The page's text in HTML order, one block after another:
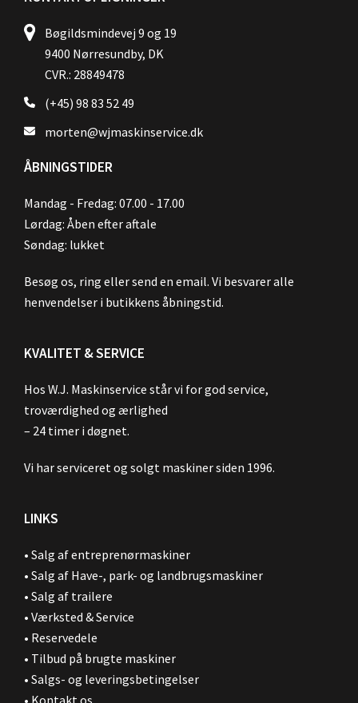
Bøgildsmindevej 9 og 19
9400 Nørresundby, DK
CVR.: 28849478
(+45) 98 83 52 49
morten@wjmaskinservice.dk
ÅBNINGSTIDER
Mandag - Fredag: 07.00 - 17.00
Lørdag: Åben efter aftale
Søndag: lukket
Besøg os, ring eller send en email. Vi besvarer alle
henvendelser i butikkens åbningstid.
KVALITET & SERVICE
Hos W.J. Maskinservice står vi for god service,
troværdighed og ærlighed
– 24 timer i døgnet.
Vi har serviceret og solgt maskiner siden 1996.
LINKS
• Salg af entreprenørmaskiner
• Salg af Have-, park- og landbrugsmaskiner
• Salg af trailere
• Værksted & Service
• Reservedele
• Tilbud på brugte maskiner
• Salgs- og leveringsbetingelser
• Kontakt os